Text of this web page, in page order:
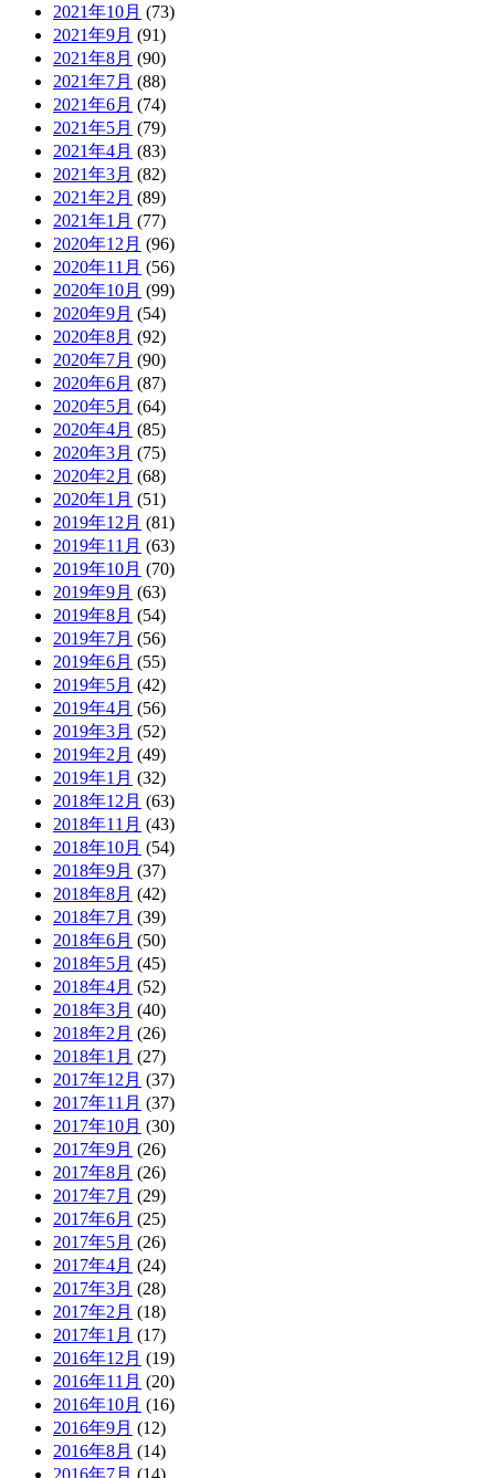
2021年10月 (73)
2021年9月 (91)
2021年8月 (90)
2021年7月 (88)
2021年6月 (74)
2021年5月 (79)
2021年4月 (83)
2021年3月 (82)
2021年2月 (89)
2021年1月 (77)
2020年12月 (96)
2020年11月 (56)
2020年10月 (99)
2020年9月 (54)
2020年8月 (92)
2020年7月 (90)
2020年6月 (87)
2020年5月 (64)
2020年4月 (85)
2020年3月 (75)
2020年2月 (68)
2020年1月 (51)
2019年12月 (81)
2019年11月 (63)
2019年10月 (70)
2019年9月 (63)
2019年8月 (54)
2019年7月 (56)
2019年6月 (55)
2019年5月 (42)
2019年4月 (56)
2019年3月 (52)
2019年2月 (49)
2019年1月 (32)
2018年12月 (63)
2018年11月 (43)
2018年10月 (54)
2018年9月 (37)
2018年8月 (42)
2018年7月 (39)
2018年6月 (50)
2018年5月 (45)
2018年4月 (52)
2018年3月 (40)
2018年2月 (26)
2018年1月 (27)
2017年12月 (37)
2017年11月 (37)
2017年10月 (30)
2017年9月 (26)
2017年8月 (26)
2017年7月 (29)
2017年6月 (25)
2017年5月 (26)
2017年4月 (24)
2017年3月 (28)
2017年2月 (18)
2017年1月 (17)
2016年12月 (19)
2016年11月 (20)
2016年10月 (16)
2016年9月 (12)
2016年8月 (14)